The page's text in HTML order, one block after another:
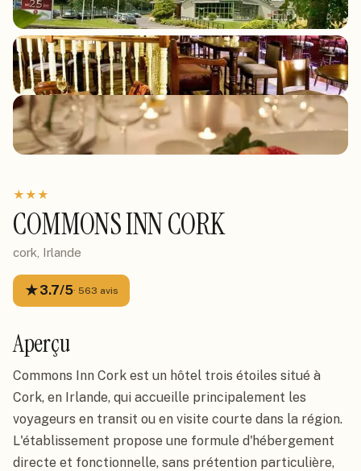
★★★
COMMONS INN CORK
cork, Irlande
★3.7/5· 563 avis
Aperçu
Commons Inn Cork est un hôtel trois étoiles situé à
Cork, en Irlande, qui accueille principalement les
voyageurs en transit ou en visite courte dans la région.
L'établissement propose une formule d'hébergement
directe et fonctionnelle, sans prétention particulière,